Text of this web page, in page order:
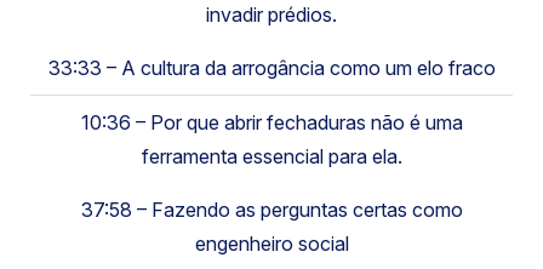
invadir prédios.
33:33 – A cultura da arrogância como um elo fraco
10:36 – Por que abrir fechaduras não é uma
ferramenta essencial para ela.
37:58 – Fazendo as perguntas certas como
engenheiro social